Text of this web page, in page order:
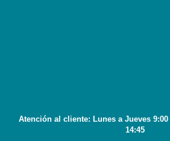
Atención al cliente: Lunes a Jueves 9:00
14:45